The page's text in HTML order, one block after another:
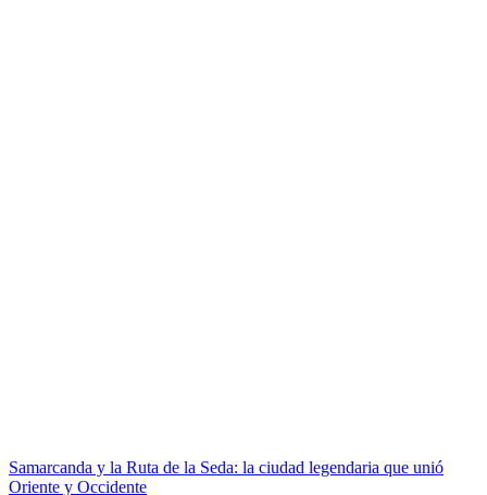
Samarcanda y la Ruta de la Seda: la ciudad legendaria que unió
Oriente y Occidente